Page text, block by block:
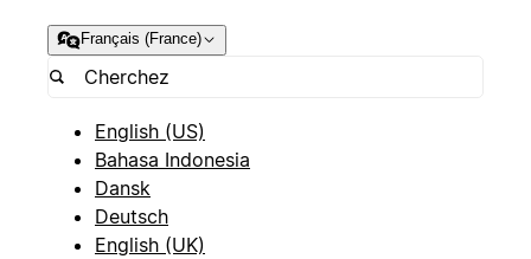
Français (France)
English (US)
Bahasa Indonesia
Dansk
Deutsch
English (UK)